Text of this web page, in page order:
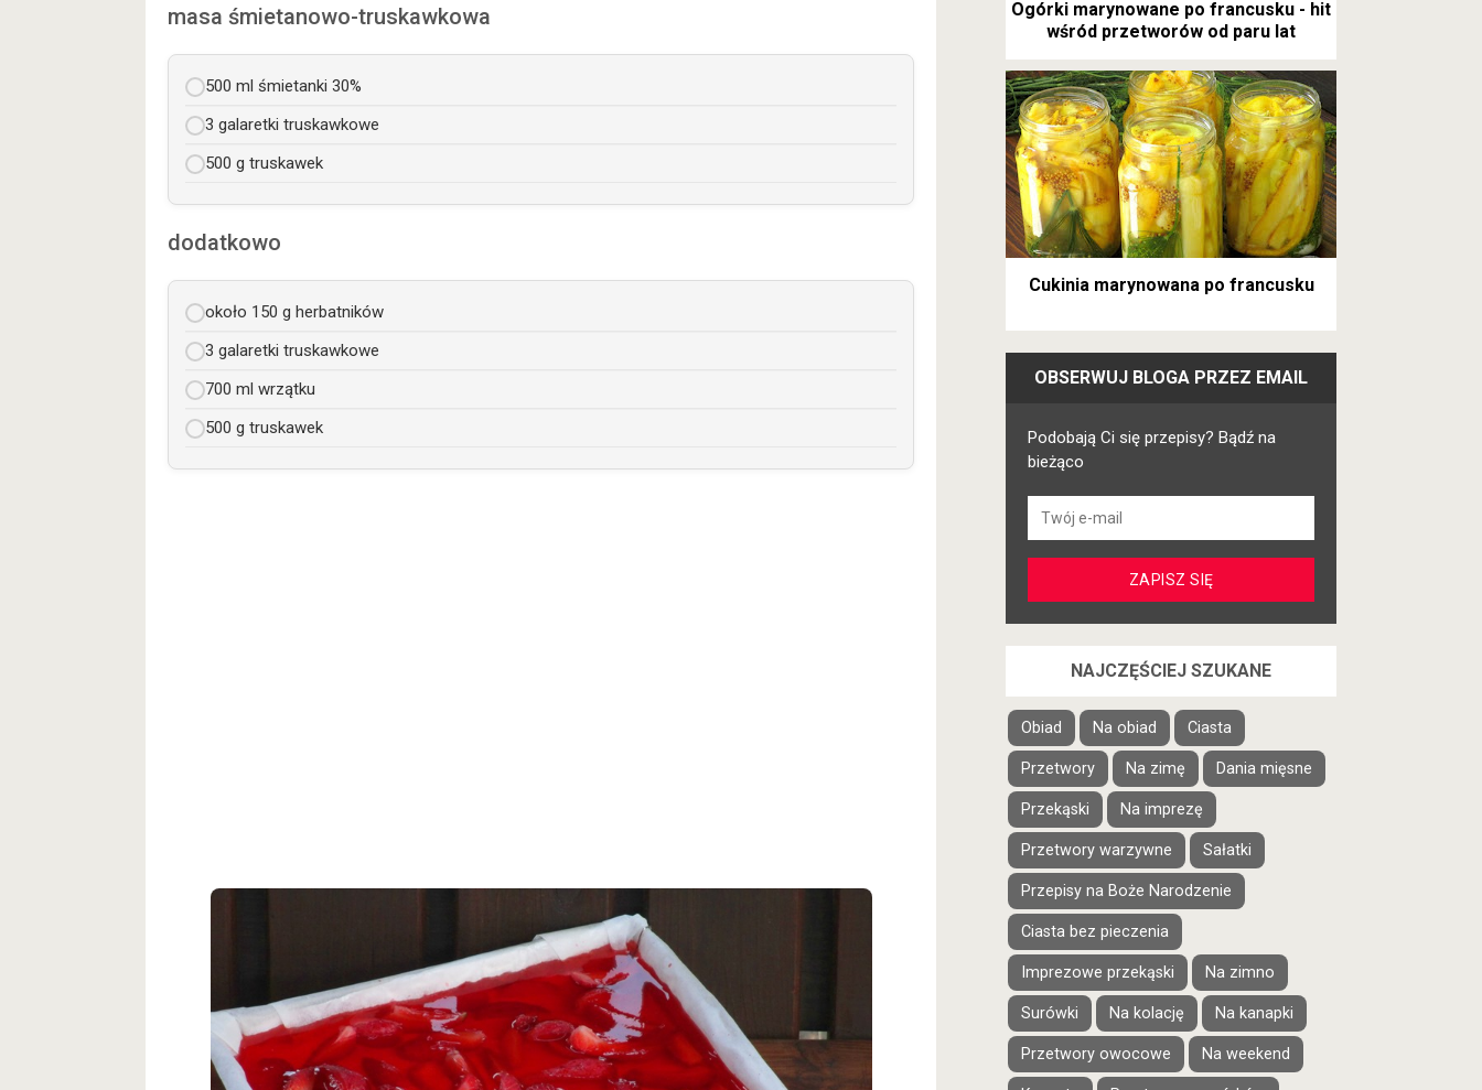
masa śmietanowo-truskawkowa
500 ml śmietanki 30%
3 galaretki truskawkowe
500 g truskawek
dodatkowo
około 150 g herbatników
3 galaretki truskawkowe
700 ml wrzątku
500 g truskawek
Ogórki marynowane po francusku - hit
wśród przetworów od paru lat
Cukinia marynowana po francusku
OBSERWUJ BLOGA PRZEZ EMAIL
Podobają Ci się przepisy? Bądź na
bieżąco
NAJCZĘŚCIEJ SZUKANE
Obiad Na obiad Ciasta
Przetwory Na zimę Dania mięsne
Przekąski Na imprezę
Przetwory warzywne Sałatki
Przepisy na Boże Narodzenie
Ciasta bez pieczenia
Imprezowe przekąski Na zimno
Surówki Na kolację Na kanapki
Przetwory owocowe Na weekend